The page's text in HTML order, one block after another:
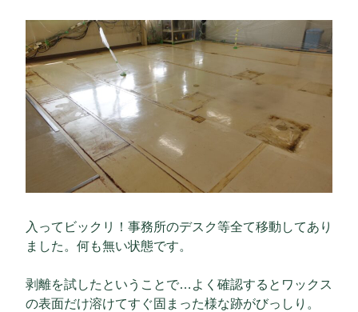
入ってビックリ！事務所のデスク等全て移動してあり
ました。何も無い状態です。
剥離を試したということで…よく確認するとワックス
の表面だけ溶けてすぐ固まった様な跡がびっしり。